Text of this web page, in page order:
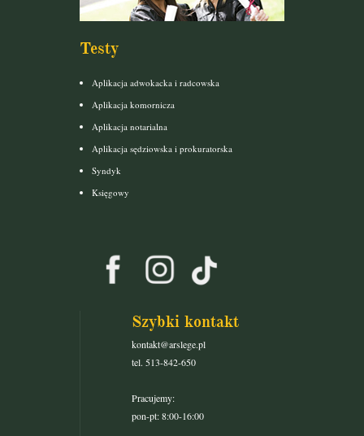
Testy
Aplikacja adwokacka i radcowska
Aplikacja komornicza
Aplikacja notarialna
Aplikacja sędziowska i prokuratorska
Syndyk
Księgowy
Szybki kontakt
kontakt@arslege.pl
tel. 513-842-650
Pracujemy:
pon-pt: 8:00-16:00